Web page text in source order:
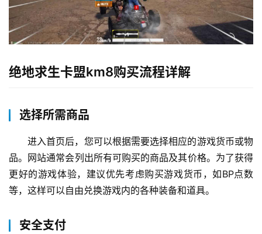
绝地求生卡盟km8购买流程详解
选择所需商品
进入首页后，您可以根据需要选择相应的游戏货币或物
品。网站通常会列出所有可购买的商品及其价格。为了获得
更好的游戏体验，建议优先考虑购买游戏货币，如BP点数
等，这样可以自由兑换游戏内的各种装备和道具。
安全支付